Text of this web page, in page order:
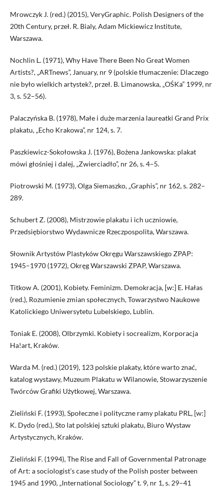
Mrowczyk J. (red.) (2015), VeryGraphic. Polish Designers of the
20th Century, przeł. R. Bialy, Adam Mickiewicz Institute,
Warszawa.
Nochlin L. (1971), Why Have There Been No Great Women
Artists?, „ARTnews”, January, nr 9 (polskie tłumaczenie: Dlaczego
nie było wielkich artystek?, przeł. B. Limanowska, „OŚKa” 1999, nr
3, s. 52–56).
Palaczyńska B. (1978), Małe i duże marzenia laureatki Grand Prix
plakatu, „Echo Krakowa”, nr 124, s. 7.
Paszkiewicz-Sokołowska J. (1976), Bożena Jankowska: plakat
mówi głośniej i dalej, „Zwierciadło”, nr 26, s. 4–5.
Piotrowski M. (1973), Olga Siemaszko, „Graphis”, nr 162, s. 282–
289.
Schubert Z. (2008), Mistrzowie plakatu i ich uczniowie,
Przedsiębiorstwo Wydawnicze Rzeczpospolita, Warszawa.
Słownik Artystów Plastyków Okręgu Warszawskiego ZPAP:
1945–1970 (1972), Okręg Warszawski ZPAP, Warszawa.
Titkow A. (2001), Kobiety. Feminizm. Demokracja, [w:] E. Hałas
(red.), Rozumienie zmian społecznych, Towarzystwo Naukowe
Katolickiego Uniwersytetu Lubelskiego, Lublin.
Toniak E. (2008), Olbrzymki. Kobiety i socrealizm, Korporacja
Ha!art, Kraków.
Warda M. (red.) (2019), 123 polskie plakaty, które warto znać,
katalog wystawy, Muzeum Plakatu w Wilanowie, Stowarzyszenie
Twórców Grafiki Użytkowej, Warszawa.
Zieliński F. (1993), Społeczne i polityczne ramy plakatu PRL, [w:]
K. Dydo (red.), Sto lat polskiej sztuki plakatu, Biuro Wystaw
Artystycznych, Kraków.
Zieliński F. (1994), The Rise and Fall of Governmental Patronage
of Art: a sociologist’s case study of the Polish poster between
1945 and 1990, „International Sociology” t. 9, nr 1, s. 29–41